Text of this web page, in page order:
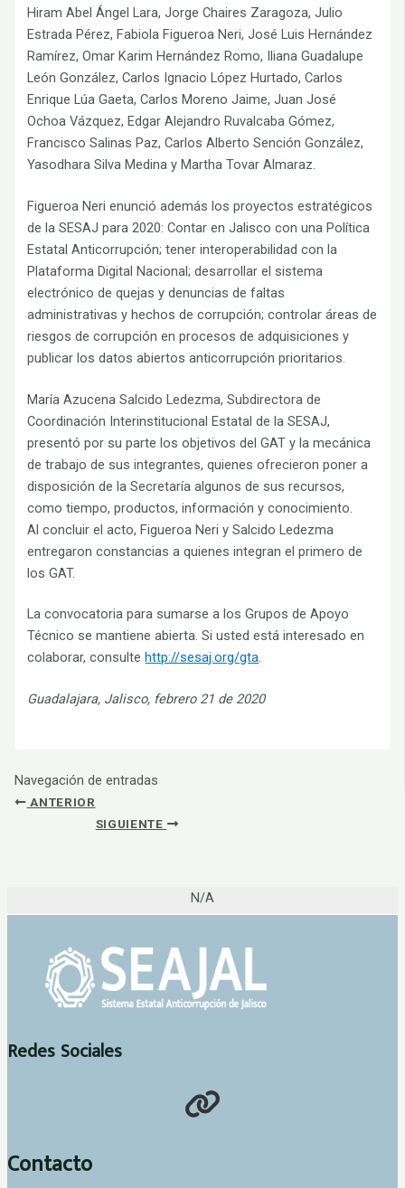
Hiram Abel Ángel Lara, Jorge Chaires Zaragoza, Julio
Estrada Pérez, Fabiola Figueroa Neri, José Luis Hernández
Ramírez, Omar Karim Hernández Romo, Iliana Guadalupe
León González, Carlos Ignacio López Hurtado, Carlos
Enrique Lúa Gaeta, Carlos Moreno Jaime, Juan José
Ochoa Vázquez, Edgar Alejandro Ruvalcaba Gómez,
Francisco Salinas Paz, Carlos Alberto Sención González,
Yasodhara Silva Medina y Martha Tovar Almaraz.
Figueroa Neri enunció además los proyectos estratégicos
de la SESAJ para 2020: Contar en Jalisco con una Política
Estatal Anticorrupción; tener interoperabilidad con la
Plataforma Digital Nacional; desarrollar el sistema
electrónico de quejas y denuncias de faltas
administrativas y hechos de corrupción; controlar áreas de
riesgos de corrupción en procesos de adquisiciones y
publicar los datos abiertos anticorrupción prioritarios.
María Azucena Salcido Ledezma, Subdirectora de
Coordinación Interinstitucional Estatal de la SESAJ,
presentó por su parte los objetivos del GAT y la mecánica
de trabajo de sus integrantes, quienes ofrecieron poner a
disposición de la Secretaría algunos de sus recursos,
como tiempo, productos, información y conocimiento.
Al concluir el acto, Figueroa Neri y Salcido Ledezma
entregaron constancias a quienes integran el primero de
los GAT.
La convocatoria para sumarse a los Grupos de Apoyo
Técnico se mantiene abierta. Si usted está interesado en
colaborar, consulte http://sesaj.org/gta.
Guadalajara, Jalisco, febrero 21 de 2020
Navegación de entradas
ANTERIOR
SIGUIENTE
N/A
Redes Sociales
Contacto